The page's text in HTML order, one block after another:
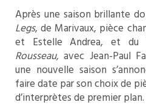
Après une saison brillante
Legs, de Marivaux, pièce
et Estelle Andrea, et du
Rousseau,avec Jean-Paul
une nouvelle saison
faire date par son choix de
d’interprètes de premier plan.